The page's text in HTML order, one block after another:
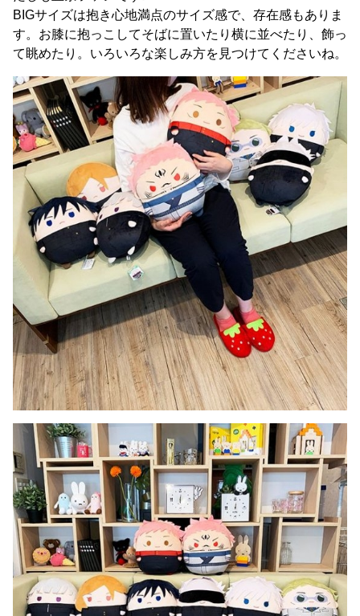
BIGサイズは抱き心地満点のサイズ感で、存在感もありま
す。お膝に抱っこしてそばに置いたり横に並べたり、飾っ
て眺めたり。いろいろな楽しみ方を見つけてくださいね。